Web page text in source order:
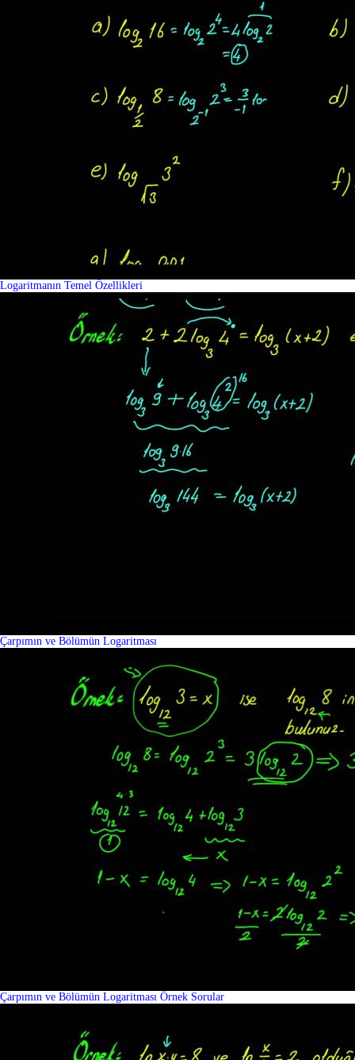
Logaritmanın Temel Özellikleri
Çarpımın ve Bölümün Logaritması
Çarpımın ve Bölümün Logaritması Örnek Sorular